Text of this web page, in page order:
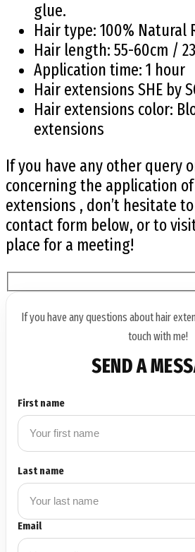
glue.
Hair type: 100% Natural
Hair length: 55-60cm /
Application time: 1 hour
Hair extensions SHE by
Hair extensions color:
extensions
If you have any other query
concerning the application
extensions , don’t hesitate
contact form below, or to
place for a meeting!
If you have any questions about hair
touch with me!
SEND A
First name
Last name
Email